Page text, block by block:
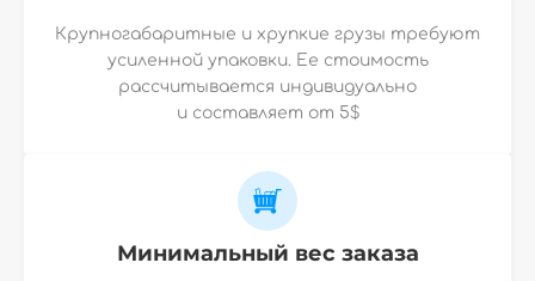
Крупногабаритные и хрупкие грузы требуют
усиленной упаковки. Ее стоимость
рассчитывается индивидуально
и составляет от 5$
Минимальный вес заказа